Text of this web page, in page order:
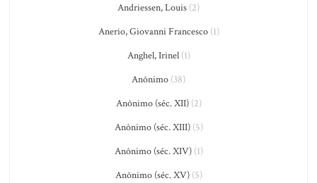
Andriessen, Louis (2)
Anerio, Giovanni Francesco(1)
Anghel, Irinel(1)
Anônimo (38)
Anônimo (séc. XII)(2)
Anônimo (séc. XIII)(5)
Anônimo (séc. XIV)(1)
Anônimo (séc. XV)(5)